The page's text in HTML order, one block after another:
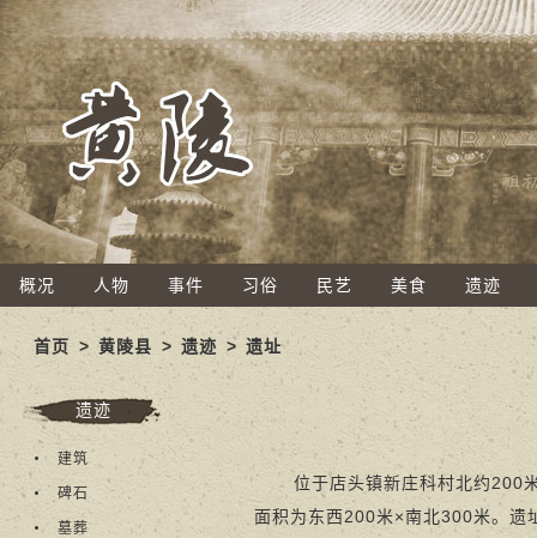
概况 人物 事件 习俗 民艺 美食 遗迹
首页 >黄陵县 > 遗迹 > 遗址
遗迹
建筑
碑石
墓葬
位于店头镇新庄科村北约200
面积为东西200米×南北300米。遗